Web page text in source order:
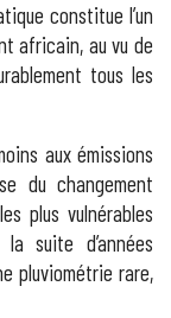
constitue l’un
africain, au vu de
tous les
aux émissions
du changement
plus vulnérables
suite d’années
pluviométrie rare,